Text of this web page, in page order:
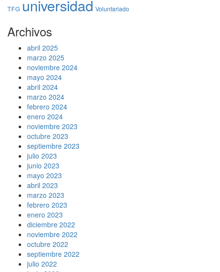
TFG universidad Voluntariado
Archivos
abril 2025
marzo 2025
noviembre 2024
mayo 2024
abril 2024
marzo 2024
febrero 2024
enero 2024
noviembre 2023
octubre 2023
septiembre 2023
julio 2023
junio 2023
mayo 2023
abril 2023
marzo 2023
febrero 2023
enero 2023
diciembre 2022
noviembre 2022
octubre 2022
septiembre 2022
julio 2022